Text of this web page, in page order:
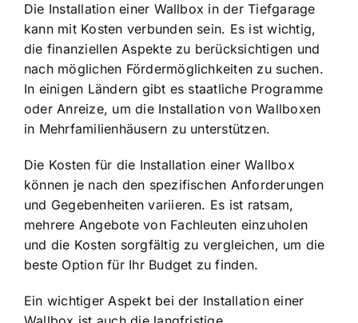
Die Installation einer Wallbox in der Tiefgarage
kann mit Kosten verbunden sein. Es ist wichtig,
die finanziellen Aspekte zu berücksichtigen und
nach möglichen Fördermöglichkeiten zu suchen.
In einigen Ländern gibt es staatliche Programme
oder Anreize, um die Installation von Wallboxen
in Mehrfamilienhäusern zu unterstützen.
Die Kosten für die Installation einer Wallbox
können je nach den spezifischen Anforderungen
und Gegebenheiten variieren. Es ist ratsam,
mehrere Angebote von Fachleuten einzuholen
und die Kosten sorgfältig zu vergleichen, um die
beste Option für Ihr Budget zu finden.
Ein wichtiger Aspekt bei der Installation einer